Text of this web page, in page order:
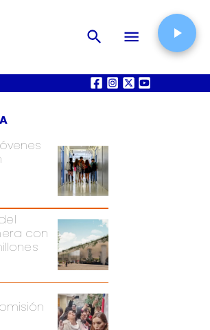
QUIÉNES SOMOS
con